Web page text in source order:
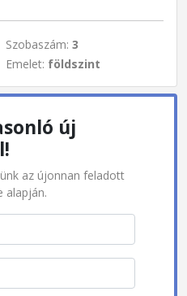
Szobaszám: 3
Emelet: földszint
új
az újonnan feladott
alapján.